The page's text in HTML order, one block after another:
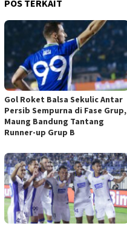
POS TERKAIT
Gol Roket Balsa Sekulic Antar
Persib Sempurna di Fase Grup,
Maung Bandung Tantang
Runner-up Grup B